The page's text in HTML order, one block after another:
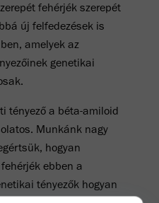
fehérjék szerepét
új felfedezések is
amelyek az
genetikai
tényező a béta-amiloid
Munkánk nagy
hogyan
ebben a
tényezők hogyan